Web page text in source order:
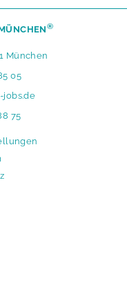
®
München
05
jobs.de
75